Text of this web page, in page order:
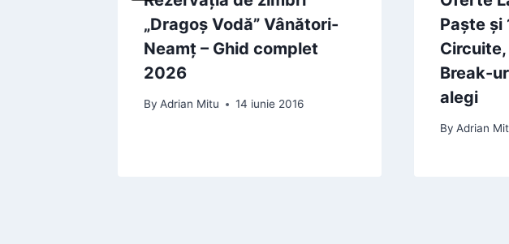
„Dragoș Vodă” Vânători-
Neamț – Ghid complet
2026
By Adrian Mitu 14 iunie 2016
Paște și
Break-
alegi
By Adrian